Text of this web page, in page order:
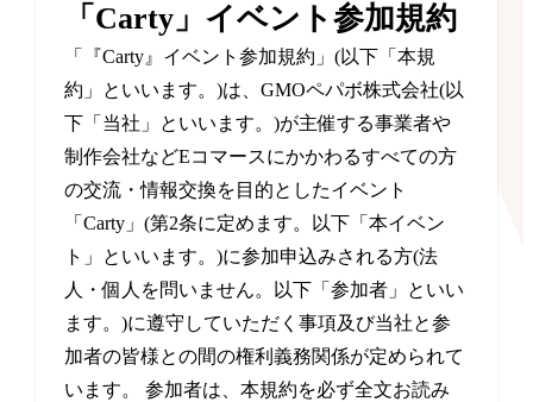
「Carty」イベント参加規約
「『Carty』イベント参加規約」(以下「本規
約」といいます。)は、GMOペパボ株式会社(以
下「当社」といいます。)が主催する事業者や
制作会社などEコマースにかかわるすべての方
の交流・情報交換を目的としたイベント
「Carty」(第2条に定めます。以下「本イベン
ト」といいます。)に参加申込みされる方(法
人・個人を問いません。以下「参加者」といい
ます。)に遵守していただく事項及び当社と参
加者の皆様との間の権利義務関係が定められて
います。 参加者は、本規約を必ず全文お読み